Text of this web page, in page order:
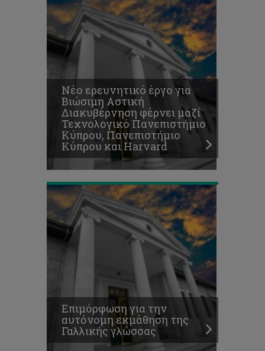
Νέο ερευνητικό έργο για
Βιώσιμη Αστική
Διακυβέρνηση φέρνει μαζί
Τεχνολογικό Πανεπιστήμιο
Κύπρου, Πανεπιστήμιο
Κύπρου και Harvard
Επιμόρφωση
για
την
αυτόνομη
εκμάθηση
της
Γαλλικής
γλώσσας
Επιμόρφωση για την
αυτόνομη εκμάθηση της
Γαλλικής γλώσσας
Το
Κέντρο
του
ΤΕΠΑΚ
γιορτάζει
και
φέτος
τον
μήνα
Γαλλοφωνίας